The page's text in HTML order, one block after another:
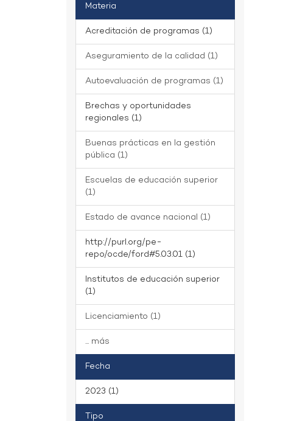
Materia
Acreditación de programas (1)
Aseguramiento de la calidad (1)
Autoevaluación de programas (1)
Brechas y oportunidades
regionales (1)
Buenas prácticas en la gestión
pública (1)
Escuelas de educación superior
(1)
Estado de avance nacional (1)
http://purl.org/pe-
repo/ocde/ford#5.03.01 (1)
Institutos de educación superior
(1)
Licenciamiento (1)
... más
Fecha
2023 (1)
Tipo